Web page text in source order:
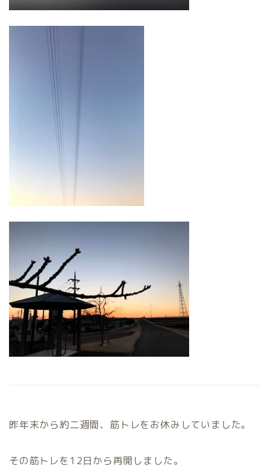
昨年末から約二週間、筋トレをお休みしていました。
その筋トレを12日から再開しました。